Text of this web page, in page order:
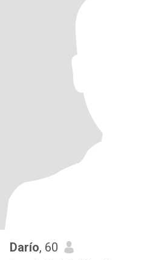
Darío, 60